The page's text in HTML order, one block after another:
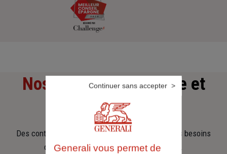
Nos offresd'assurance et
d'épargne
Des contrats clairs et flexibles pour sécuriser vos besoins
d’aujourd’hui et anticiper ceux de demain.
Generali vous permet de
Continuer sans accepter